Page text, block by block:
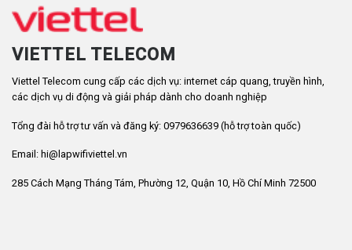
VIETTEL TELECOM
Viettel Telecom cung cấp các dịch vụ: internet cáp quang, truyền hình,
các dịch vụ di động và giải pháp dành cho doanh nghiệp
Tổng đài hỗ trợ tư vấn và đăng ký: 0979636639 (hỗ trợ toàn quốc)
Email: hi@lapwifiviettel.vn
285 Cách Mạng Tháng Tám, Phường 12, Quận 10, Hồ Chí Minh 72500